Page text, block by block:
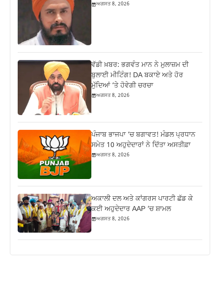
ਅਗਸਤ 8, 2026
ਵੱਡੀ ਖ਼ਬਰ: ਭਗਵੰਤ ਮਾਨ ਨੇ ਮੁਲਾਜ਼ਮ ਦੀ
ਬੁਲਾਈ ਮੀਟਿੰਗ! DA ਬਕਾਏ ਅਤੇ ਹੋਰ
ਮੁੱਦਿਆਂ ‘ਤੇ ਹੋਵੇਗੀ ਚਰਚਾ
ਅਗਸਤ 8, 2026
ਪੰਜਾਬ ਭਾਜਪਾ ‘ਚ ਬਗਾਵਤ! ਮੰਡਲ ਪ੍ਰਧਾਨ
ਸਮੇਤ 10 ਅਹੁਦੇਦਾਰਾਂ ਨੇ ਦਿੱਤਾ ਅਸਤੀਫ਼ਾ
ਅਗਸਤ 8, 2026
ਅਕਾਲੀ ਦਲ ਅਤੇ ਕਾਂਗਰਸ ਪਾਰਟੀ ਛੱਡ ਕੇ
ਕਈ ਅਹੁਦੇਦਾਰ AAP ‘ਚ ਸ਼ਾਮਲ
ਅਗਸਤ 8, 2026